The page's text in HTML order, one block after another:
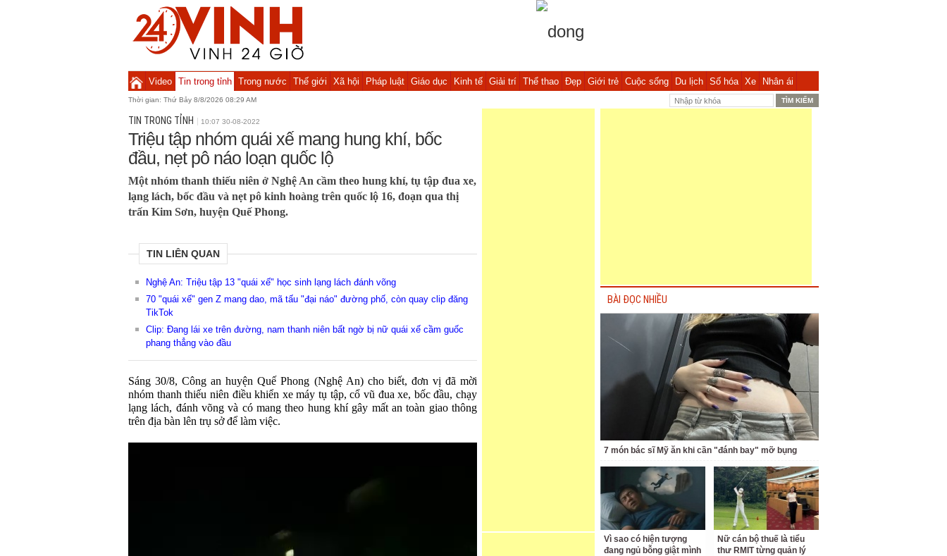
Video Tin trong tỉnh Trong nước Thế giới Xã hội Pháp luật Giáo dục Kinh tế Giải trí Thể thao Đẹp Giới trẻ Cuộc sống Du lịch Số hóa Xe Nhân ái
Thời gian: Thứ Bảy 8/8/2026 08:29 AM
TIN TRONG TỈNH 10:07 30-08-2022
Triệu tập nhóm quái xế mang hung khí, bốc
đầu, nẹt pô náo loạn quốc lộ
Một nhóm thanh thiếu niên ở Nghệ An cầm theo hung khí, tụ tập đua xe,
lạng lách, bốc đầu và nẹt pô kinh hoàng trên quốc lộ 16, đoạn qua thị
trấn Kim Sơn, huyện Quế Phong.
TIN LIÊN QUAN
Nghệ An: Triệu tập 13 "quái xế" học sinh lạng lách đánh võng
70 "quái xế" gen Z mang dao, mã tấu "đại náo" đường phố, còn quay clip đăng
TikTok
Clip: Đang lái xe trên đường, nam thanh niên bất ngờ bị nữ quái xế cầm guốc
phang thẳng vào đầu
Sáng 30/8, Công an huyện Quế Phong (Nghệ An) cho biết, đơn vị đã mời
nhóm thanh thiếu niên điều khiển xe máy tụ tập, cổ vũ đua xe, bốc đầu, chạy
lạng lách, đánh võng và có mang theo hung khí gây mất an toàn giao thông
trên địa bàn lên trụ sở để làm việc.
BÀI ĐỌC NHIỀU
7 món bác sĩ Mỹ ăn khi cần "đánh bay" mỡ bụng
Vì sao có hiện tượng
đang ngủ bỗng giật mình
Nữ cán bộ thuế là tiểu
thư RMIT từng quản lý